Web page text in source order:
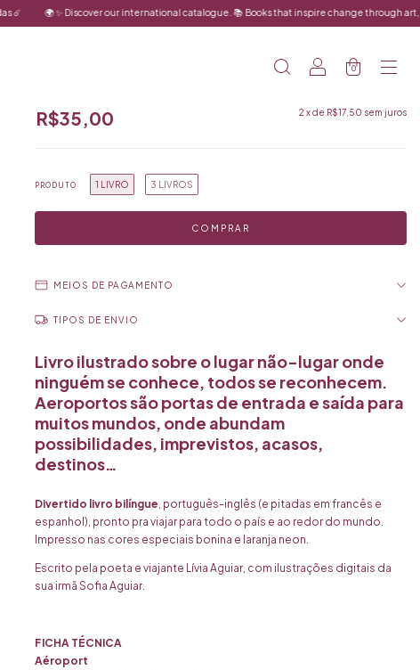
🌍 ✨ Discover our international catalogue. 📚 Books that inspire change through art, humor
0
R$35,00 2 x de R$17,50 sem juros
PRODUTO 1 LIVRO 3 LIVROS
MEIOS DE PAGAMENTO
Livro ilustrado sobre o lugar não-lugar onde
ninguém se conhece, todos se reconhecem.
Aeroportossão portas de entrada e saída para
muitos mundos, onde abundam
possibilidades, imprevistos, acasos,
destinos…
Divertido livro bilíngue , português-inglês (e pitadas em francês e
espanhol), pronto pra viajar para todo o país e ao redor do mundo.
Impresso nas cores especiais bonina e laranja neon.
Escrito pela poeta e viajante Lívia Aguiar, com ilustrações digitais da
sua irmã Sofia Aguiar.
FICHA TÉCNICA
Aéroport